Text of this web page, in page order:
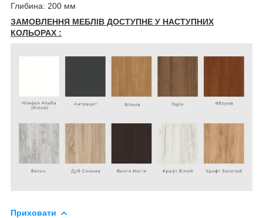
Глибина: 200 мм
ЗАМОВЛЕННЯ МЕБЛІВ ДОСТУПНЕ У НАСТУПНИХ
КОЛЬОРАХ :
Приховати